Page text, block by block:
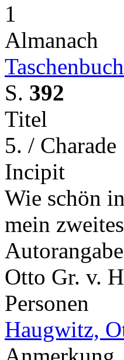
1
Almanach
S. 392
Titel
5. / Charade
Incipit
Wie schön
mein
Autorangabe
Otto Gr. v.
Personen
Haugwitz,